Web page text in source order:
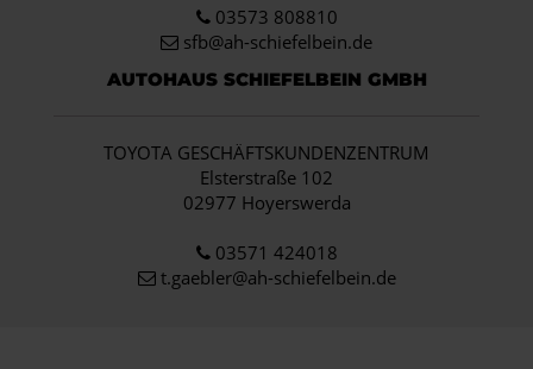
03573 808810
sfb@ah-schiefelbein.de
AUTOHAUS SCHIEFELBEIN GMBH
TOYOTA GESCHÄFTSKUNDENZENTRUM
Elsterstraße 102
02977 Hoyerswerda
03571 424018
t.gaebler@ah-schiefelbein.de